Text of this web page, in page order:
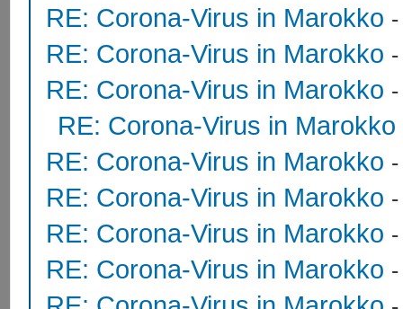
RE: Corona-Virus in Marokko
RE: Corona-Virus in Marokko
RE: Corona-Virus in Marokko
RE: Corona-Virus in Marokko
RE: Corona-Virus in Marokko
RE: Corona-Virus in Marokko
RE: Corona-Virus in Marokko
RE: Corona-Virus in Marokko